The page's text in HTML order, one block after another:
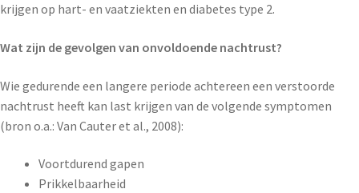
krijgen op hart- en vaatziekten en diabetes type 2.
Wat zijn de gevolgen van onvoldoende nachtrust?
Wie gedurende een langere periode achtereen een verstoorde
nachtrust heeft kan last krijgen van de volgende symptomen
(bron o.a.: Van Cauter et al., 2008):
Voortdurend gapen
Prikkelbaarheid